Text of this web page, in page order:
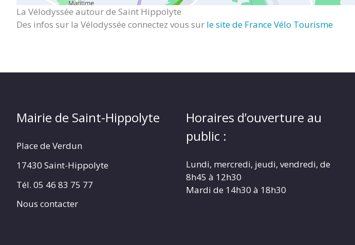
La Vélodyssée autour de Saint Hippolyte
Des infos sur la Vélodyssée connectez vous sur le site de France Vélo Tourisme
Mairie de Saint-Hippolyte
Place de Verdun
17430 Saint-Hippolyte
Tél. 05 46 83 75 77
Nous contacter
Horaires d’ouverture au
public :
Lundi, mercredi, jeudi, vendredi, de
8h45 à 12h30
Mardi de 14h30 à 18h30